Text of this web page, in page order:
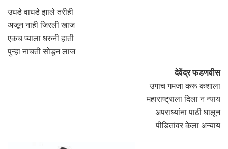
उघडे वाघडे झाले तरीही
अजून नाही जिरली खाज
एकच प्याला धरुनी हाती
पुन्हा नाचती सोडून लाज
देवेंद्र फडणवीस
उगाच गमजा करू कशाला
महाराष्ट्राला दिला न न्याय
अपराध्यांना पाठी घालून
पीडितांवर केला अन्याय